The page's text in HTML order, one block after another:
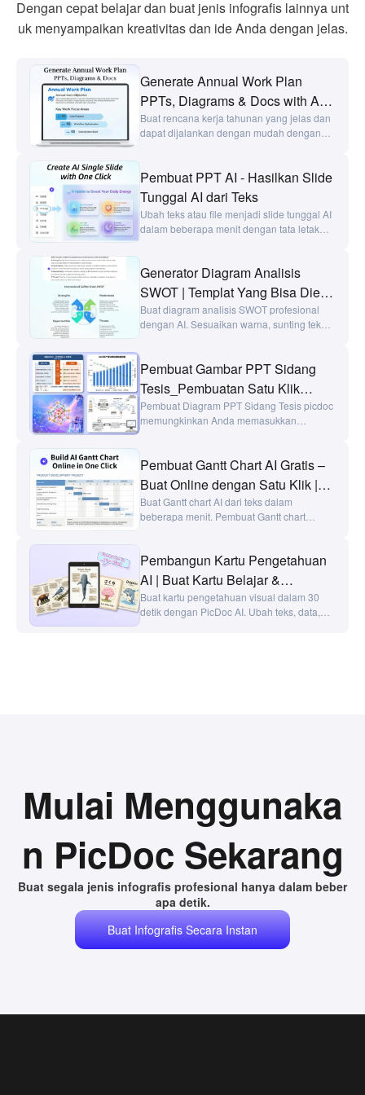
Dengan cepat belajar dan buat jenis infografis lainnya unt
uk menyampaikan kreativitas dan ide Anda dengan jelas.
Generate Annual Work Plan
PPTs, Diagrams & Docs with AI |
PicDoc
Buat rencana kerja tahunan yang jelas dan
dapat dijalankan dengan mudah dengan
dan selesaikan perencanaan tahunan
hanya dalam satu jam.
Pembuat PPT AI - Hasilkan Slide
Tunggal AI dari Teks
Ubah teks atau file menjadi slide tunggal AI
dalam beberapa menit dengan tata letak
menakjubkan tanpa perlu keterampilan
desain.
Generator Diagram Analisis
SWOT | Templat Yang Bisa Diedit
Gratis
Buat diagram analisis SWOT profesional
dengan AI. Sesuaikan warna, sunting teks,
dan ancaman dengan jelas untuk laporan
strategis dan presentasi.
Pembuat Gambar PPT Sidang
Tesis_Pembuatan Satu Klik
Gambar Sidang Tesis oleh AI -
picdoc
Pembuat Diagram PPT Sidang Tesis picdoc
memungkinkan Anda memasukkan
bagan data, ilustrasi dekoratif, dan banyak
lagi dengan satu klik. Ideal untuk sidang
master dan doktor, presentasi proposal
tesis, evaluasi tengah, presentasi sidang
hibah, dan banyak lagi—membuat visual
Pembuat Gantt Chart AI Gratis –
Buat Online dengan Satu Klik |
PicDoc
Buat Gantt chart AI dari teks dalam
beberapa menit. Pembuat Gantt chart
proyek dan garis waktu menjadi visual yang
jelas dengan cepat.
Pembangun Kartu Pengetahuan
AI | Buat Kartu Belajar &
Flashcard dalam Beberapa Detik
- PicDoc
Buat kartu pengetahuan visual dalam 30
detik dengan PicDoc AI. Ubah teks, data,
Mulai Menggunaka
n PicDoc Sekarang
Buat segala jenis infografis profesional hanya dalam beber
apa detik.
Buat Infografis Secara Instan